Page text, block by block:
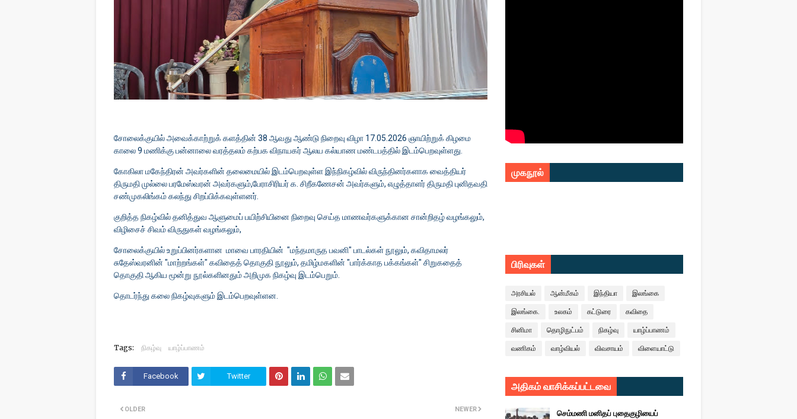
சோலைக்குயில் அவைக்காற்றுக் களத்தின் 38 ஆவது ஆண்டு நிறைவு விழா 17.05.2026 ஞாயிற்றுக் கிழமை
காலை 9 மணிக்கு பன்னாலை வரத்தலம் கற்பக விநாயகர் ஆலய கல்யாண மண்டபத்தில் இடம்பெறவுள்ளது.
கோகிலா மகேந்திரன் அவர்களின் தலைமையில் இடம்பெறவுள்ள இந்நிகழ்வில் விருந்தினர்களாக வைத்தியர்
திருமதி முல்லை பரமேஸ்வரன் அவர்களும்,பேராசிரியர் க. சிறீகணேசன் அவர்களும், எழுத்தாளர் திருமதி புனிதவதி
சண்முகலிங்கம் கலந்து சிறப்பிக்கவுள்ளனர்.
குறித்த நிகழ்வில் தனித்துவ ஆளுமைப் பயிற்சியினை நிறைவு செய்த மாணவர்களுக்கான சான்றிதழ் வழங்கலும்,
விழிசைச் சிவம் விருதுகள் வழங்கலும்,
சோலைக்குயில் உறுப்பினர்களான மாவை பாரதியின் "மந்தமாருத பவனி" பாடல்கள் நூலும், கவிதாமலர்
சுதேஸ்வரனின் "மாற்றங்கள்" கவிதைத் தொகுதி நூலும், தமிழ்மகளின் "பார்க்காத பக்கங்கள்" சிறுகதைத்
தொகுதி ஆகிய மூன்று நூல்களினதும் அறிமுக நிகழ்வு இடம்பெறும்.
தொடர்ந்து கலை நிகழ்வுகளும் இடம்பெறவுள்ளன.
Tags: நிகழ்வு யாழ்ப்பாணம்
Facebook Twitter
NEWER
OLDER
முகநூல்
பிரிவுகள்
அரசியல் ஆன்மீகம் இந்தியா இலங்கை
இலங்கை. உலகம் கட்டுரை கவிதை
சினிமா தொழிநுட்பம் நிகழ்வு யாழ்ப்பாணம்
வணிகம் வாழ்வியல் விவசாயம் விளையாட்டு
அதிகம் வாசிக்கப்பட்டவை
செம்மணி மனிதப் புதைகுழியைப்